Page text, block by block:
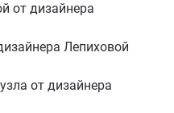
от дизайнера
Лепиховой
от дизайнера